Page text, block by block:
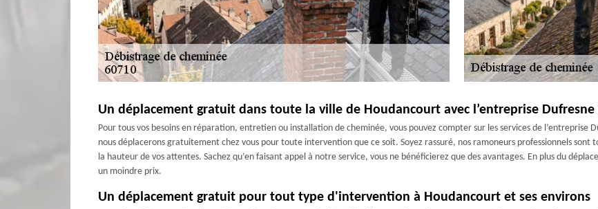
Un déplacement gratuit dans toute la ville de Houdancourt avec l’entreprise Dufresne
Pour tous vos besoins en réparation, entretien ou installation de cheminée, vous pouvez compter sur les services de
nous déplacerons gratuitement chez vous pour toute intervention que ce soit. Soyez rassuré, nos ramoneurs professionnels
la hauteur de vos attentes. Sachez qu’en faisant appel à notre service, vous ne bénéficierez que des avantages. En plus du
un moindre prix.
Un déplacement gratuit pour tout type d'intervention à Houdancourt et ses environs